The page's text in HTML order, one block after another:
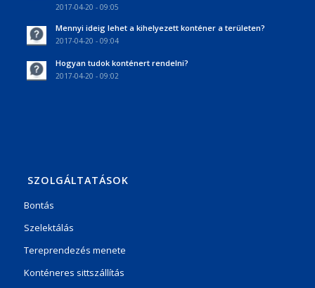
2017-04-20 - 09:05
Mennyi ideig lehet a kihelyezett konténer a területen?
2017-04-20 - 09:04
Hogyan tudok konténert rendelni?
2017-04-20 - 09:02
SZOLGÁLTATÁSOK
Bontás
Szelektálás
Tereprendezés menete
Konténeres sittszállítás